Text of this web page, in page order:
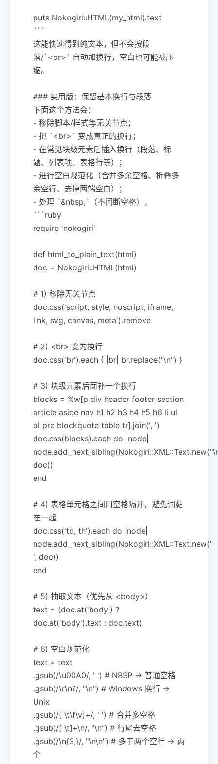
puts Nokogiri::HTML(my_html).text
```
这能快速得到纯文本，但不会按段
落/`<br>` 自动加换行，空白也可能被压
缩。
### 实用版：保留基本换行与段落
下面这个方法会：
- 移除脚本/样式等无关节点；
- 把 `<br>` 变成真正的换行；
- 在常见块级元素后插入换行（段落、标
题、列表项、表格行等）；
- 进行空白规范化（合并多余空格、折叠多
余空行、去掉两端空白）；
- 处理 `&nbsp;`（不间断空格）。
```ruby
require 'nokogiri'
def html_to_plain_text(html)
doc = Nokogiri::HTML(html)
# 1) 移除无关节点
doc.css('script, style, noscript, iframe,
link, svg, canvas, meta').remove
# 2) <br> 变为换行
doc.css('br').each { |br| br.replace("\n") }
# 3) 块级元素后面补一个换行
blocks = %w[p div header footer section
article aside nav h1 h2 h3 h4 h5 h6 li ul
ol pre blockquote table tr].join(', ')
doc.css(blocks).each do |node|
doc))
end
# 4) 表格单元格之间用空格隔开，避免词黏
在一起
doc.css('td, th').each do |node|
node.add_next_sibling(Nokogiri::XML::Text.new('
', doc))
end
# 5) 抽取文本（优先从 <body>）
text = (doc.at('body') ?
doc.at('body').text : doc.text)
# 6) 空白规范化
text = text
.gsub(/\u00A0/, ' ') # NBSP -> 普通空格
.gsub(/\r\n?/, "\n") # Windows 换行 ->
Unix
.gsub(/[ \t\f\v]+/, ' ') # 合并多空格
.gsub(/[ \t]+\n/, "\n") # 行尾去空格
.gsub(/\n{3,}/, "\n\n") # 多于两个空行 -> 两
个